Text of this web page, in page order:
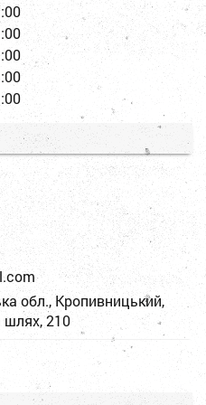
l.com
обл., Кропивницький,
шлях, 210